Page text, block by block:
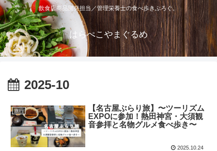
飲食店商品開発担当／管理栄養士の食べ歩きぶろぐ。
はらぺこやまぐるめ
2025-10
旅行
【名古屋ぶらり旅】〜ツーリズム
EXPOに参加！熱田神宮・大須観
音参拝と名物グルメ食べ歩き〜
2025.10.24